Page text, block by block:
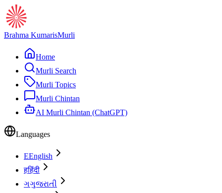
Brahma KumarisMurli
Home
Murli Search
Murli Topics
Murli Chintan
AI Murli Chintan (ChatGPT)
Languages
EEnglish
हहिंदी
ગગુજરાતી